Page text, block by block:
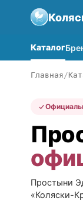
Каталог
Главная
Простыни
«Коляски-